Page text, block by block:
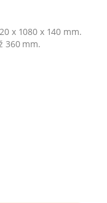
x 1080 x 140 mm.
360 mm.